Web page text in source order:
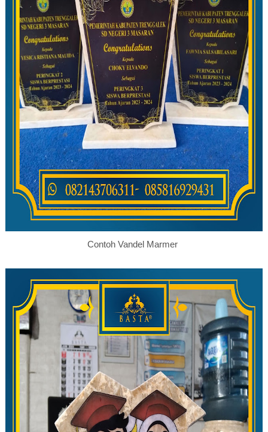
Contoh Vandel Marmer